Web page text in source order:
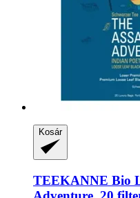
Kosár
TEEKANNE Bio